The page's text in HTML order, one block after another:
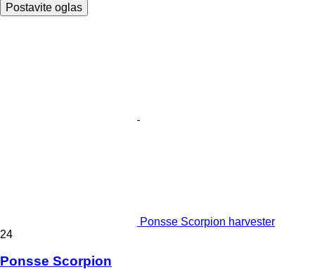
Postavite oglas
Ponsse Scorpion harvester
24
Ponsse Scorpion